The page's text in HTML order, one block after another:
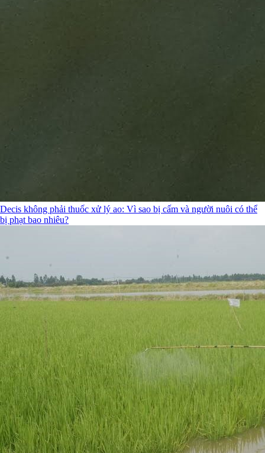
Decis không phải thuốc xử lý ao: Vì sao bị cấm và người nuôi có thể
bị phạt bao nhiêu?